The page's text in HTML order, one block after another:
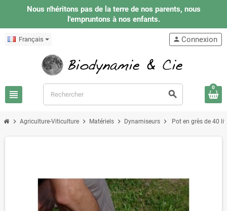
Nous n'héritons pas de la terre de nos parents, nous
l'empruntons à nos enfants.
Français
view_headline search
person Connexion
0
chevron_right Agriculture-Viticulture chevron_right Matériels chevron_right Dynamiseurs chevron_right Pot en grès de 40